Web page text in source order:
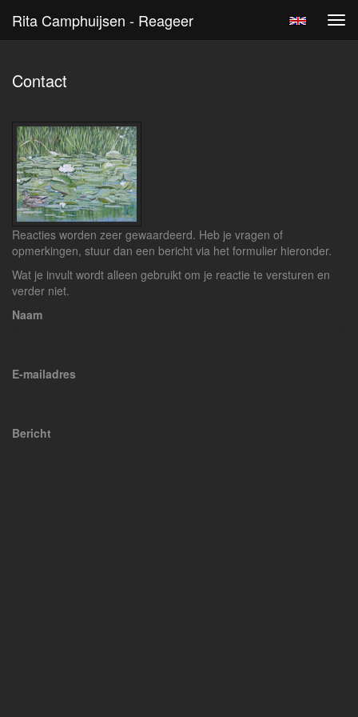
Rita Camphuijsen - Reageer
Contact
Reacties worden zeer gewaardeerd. Heb je vragen of
opmerkingen, stuur dan een bericht via het formulier hieronder.
Wat je invult wordt alleen gebruikt om je reactie te versturen en
verder niet.
Naam
E-mailadres
Bericht